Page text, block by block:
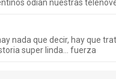
odian nuestras
nada que decir, hay que
super linda… fuerza